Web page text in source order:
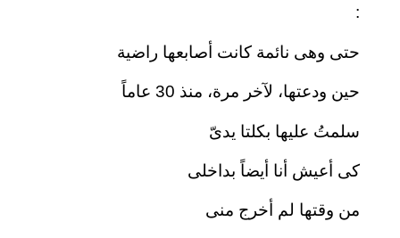
:
حتى وهى نائمة كانت أصابعها راضية
حين ودعتها، لآخر مرة، منذ 30 عاماً
سلمتُ عليها بكلتا يدىّ
كى أعيش أنا أيضاً بداخلى
من وقتها لم أخرج منى